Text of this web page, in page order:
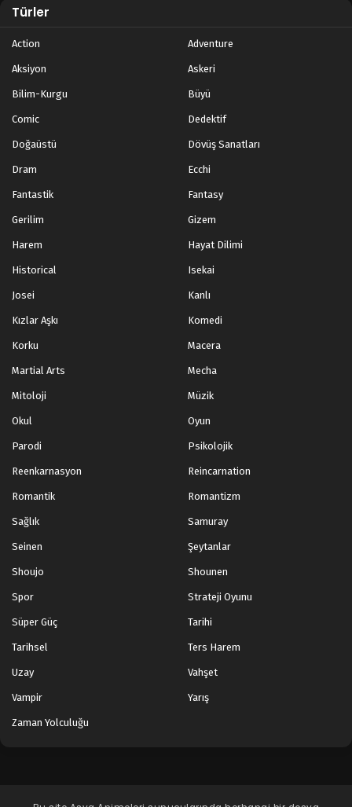
Tales of Herding Gods 2.Bölüm izle
Türler
Action Adventure
Aksiyon Askeri
Bilim-Kurgu Büyü
Comic Dedektif
Doğaüstü Dövüş Sanatları
Dram Ecchi
Fantastik Fantasy
Gerilim Gizem
Harem Hayat Dilimi
Historical Isekai
Josei Kanlı
Kızlar Aşkı Komedi
Korku Macera
Martial Arts Mecha
Mitoloji Müzik
Okul Oyun
Parodi Psikolojik
Reenkarnasyon Reincarnation
Romantik Romantizm
Sağlık Samuray
Seinen Şeytanlar
Shoujo Shounen
Spor Strateji Oyunu
Süper Güç Tarihi
Tarihsel Ters Harem
Uzay Vahşet
Vampir Yarış
Zaman Yolculuğu